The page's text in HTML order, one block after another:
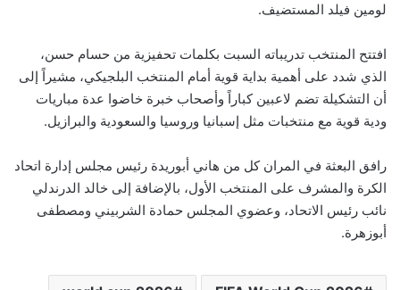
لومين فيلد المستضيف.
افتتح المنتخب تدريباته السبت بكلمات تحفيزية من حسام حسن،
الذي شدد على أهمية بداية قوية أمام المنتخب البلجيكي، مشيراً إلى
أن التشكيلة تضم لاعبين كباراً وأصحاب خبرة خاضوا عدة مباريات
ودية قوية مع منتخبات مثل إسبانيا وروسيا والسعودية والبرازيل.
رافق البعثة في المران كل من هاني أبوريدة رئيس مجلس إدارة اتحاد
الكرة والمشرف على المنتخب الأول، بالإضافة إلى خالد الدرندلي
نائب رئيس الاتحاد، وعضوي المجلس حمادة الشربيني ومصطفى
أبوزهرة.